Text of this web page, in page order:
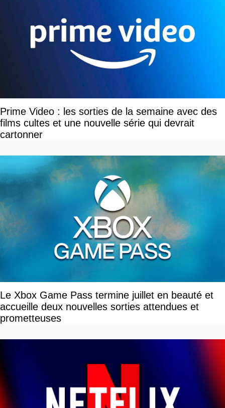
Prime Video : les sorties de la semaine avec des
films cultes et une nouvelle série qui devrait
cartonner
Le Xbox Game Pass termine juillet en beauté et
accueille deux nouvelles sorties attendues et
prometteuses